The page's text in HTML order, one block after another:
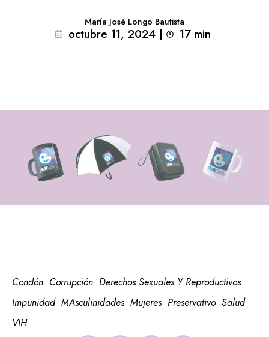
María José Longo Bautista
octubre 11, 2024 | 17 min
Condón Corrupción Derechos Sexuales Y Reproductivos
Impunidad MAsculinidades Mujeres Preservativo Salud
VIH